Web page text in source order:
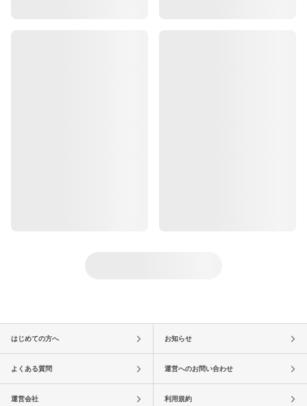
はじめての方へ お知らせ
よくある質問 運営へのお問い合わせ
運営会社 利用規約